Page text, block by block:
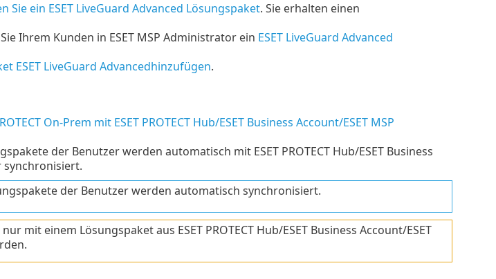
Sie ein ESET LiveGuard Advanced Lösungspaket. Sie erhalten einen
Ihrem Kunden in ESET MSP Administrator ein ESET LiveGuard Advanced
ESET LiveGuard Advancedhinzufügen.
On-Prem mit ESET PROTECT Hub/ESET Business Account/ESET MSP
der Benutzer werden automatisch mit ESET PROTECT Hub/ESET Business
synchronisiert.
der Benutzer werden automatisch synchronisiert.
mit einem Lösungspaket aus ESET PROTECT Hub/ESET Business Account/ESET